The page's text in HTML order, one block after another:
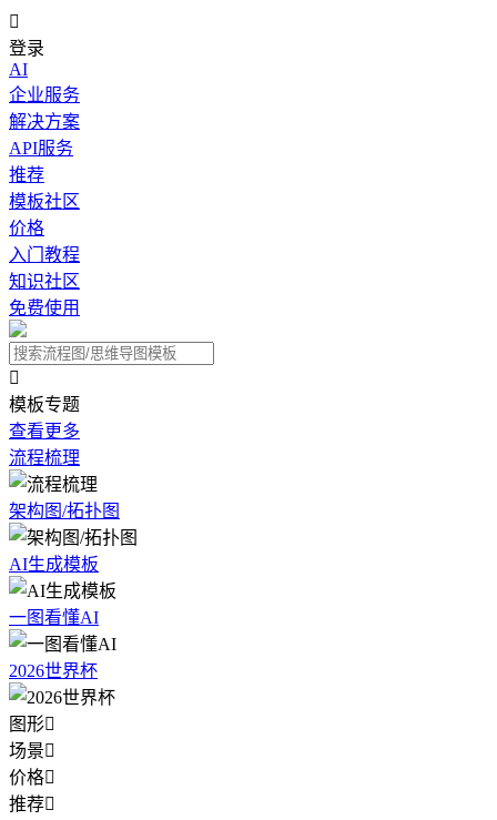

登录
AI
企业服务
解决方案
API服务
推荐
模板社区
价格
入门教程
知识社区
免费使用

模板专题
查看更多
流程梳理
架构图/拓扑图
AI生成模板
一图看懂AI
2026世界杯
图形
场景
价格
推荐